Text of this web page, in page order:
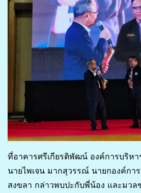
ที่อาคารศรีเกียรติพัฒน์ องค์การบริห
นายไพเจน มากสุวรรณ์ นายกองค์กา
สงขลา กล่าวพบปะกับพี่น้อง และมวล